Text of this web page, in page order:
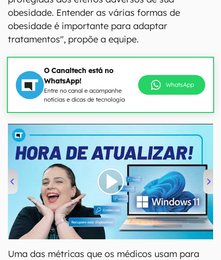
obesidade. Entender as várias formas de
obesidade é importante para adaptar
tratamentos", propõe a equipe.
O Canaltech está no
WhatsApp!
Entre no canal e acompanhe
notícias e dicas de tecnologia
WhatsApp
00:00 04:52
Uma das métricas que os médicos usam para